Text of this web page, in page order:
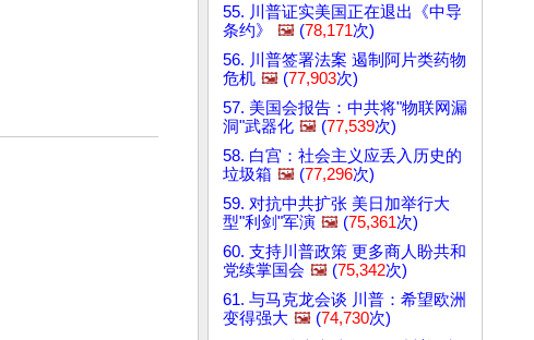
55. 川普证实美国正在退出《中导
条约》
🖼️ (78,171次)
56. 川普签署法案 遏制阿片类药物
危机 🖼️ (77,903次)
57. 美国会报告：中共将"物联网漏
洞"武器化 🖼️ (77,539次)
58. 白宫：社会主义应丢入历史的
垃圾箱 🖼️ (77,296次)
59. 对抗中共扩张 美日加举行大
型"利剑"军演 🖼️ (75,361次)
60. 支持川普政策 更多商人盼共和
党续掌国会 🖼️ (75,342次)
61. 与马克龙会谈 川普：希望欧洲
变得强大 🖼️ (74,730次)